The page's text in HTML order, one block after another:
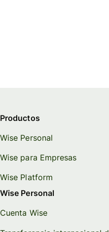
Productos
Wise Personal
Wise para Empresas
Wise Platform
Wise Personal
Cuenta Wise